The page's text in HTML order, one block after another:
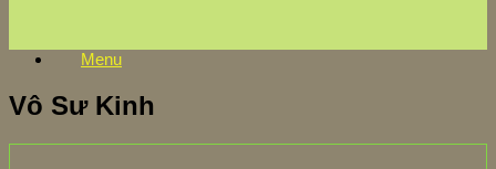
Menu
Vô Sư Kinh